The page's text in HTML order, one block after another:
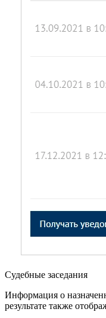
Судебные заседания
Информация о
результате также